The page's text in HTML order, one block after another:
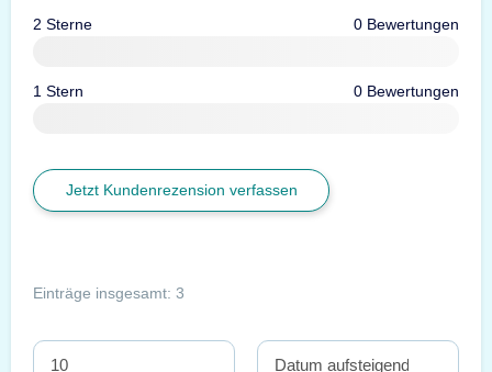
2 Sterne 0 Bewertungen
1 Stern 0 Bewertungen
Jetzt Kundenrezension verfassen
Einträge insgesamt: 3